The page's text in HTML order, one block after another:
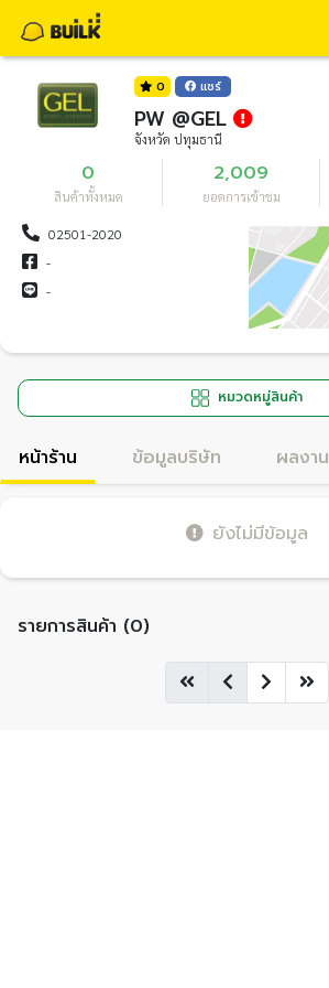
0 แชร์
PW @GEL
จังหวัด ปทุมธานี
0
สินค้าทั้งหมด
2,009
ยอดการเข้าชม
02501-2020
-
-
หมวดหมู่สินค้า
หน้าร้าน ข้อมูลบริษัท ผลงาน
ยังไม่มีข้อมูล
รายการสินค้า (0)